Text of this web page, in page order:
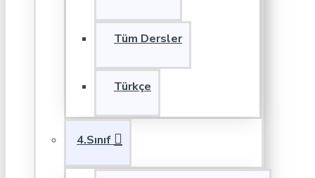
Tüm Dersler
Türkçe
4.Sınıf